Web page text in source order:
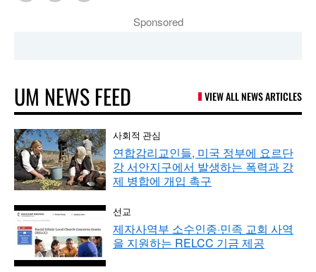
Sponsored
UM NEWS FEED VIEW ALL NEWS ARTICLES
사회적 관심
연합감리교인들, 미국 정부에 요르단
강 서안지구에서 발생하는 폭력과 강
제 병합에 개입 촉구
선교
제자사역부 소수인종·민족 교회 사역
을 지원하는 RELCC 기금 제공